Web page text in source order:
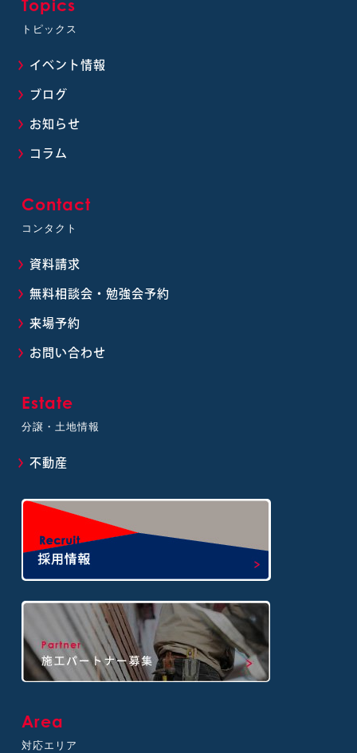
Topics
トピックス
イベント情報
ブログ
お知らせ
コラム
Contact
コンタクト
資料請求
無料相談会・勉強会予約
来場予約
お問い合わせ
Estate
分譲・土地情報
不動産
Area
対応エリア